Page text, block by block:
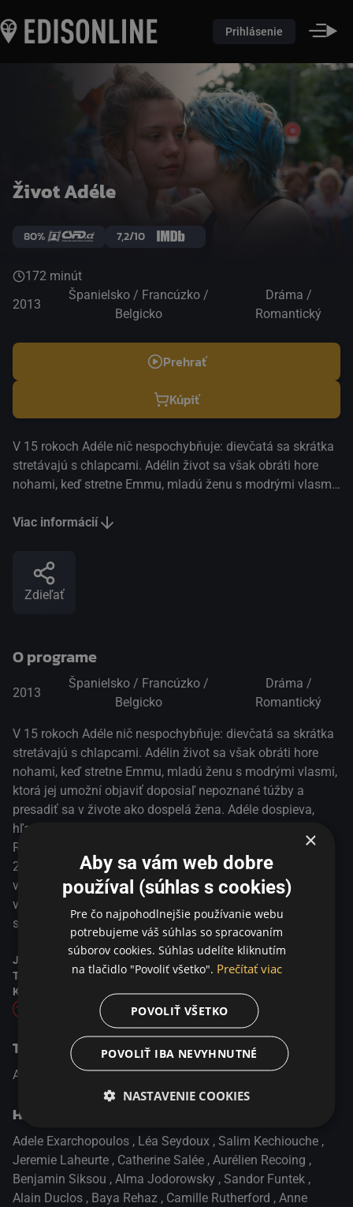
Prihlásenie
Život Adéle
80% 7,2/10
172 minút
2013
Španielsko / Francúzko /
Belgicko
Dráma /
Romantický
Prehrať
Kúpiť
V 15 rokoch Adéle nič nespochybňuje: dievčatá sa skrátka
stretávajú s chlapcami. Adélin život sa však obráti hore
nohami, keď stretne Emmu, mladú ženu s modrými vlasmi,
presadiť sa v živote ako dospelá žena. Adéle dospieva,
Režisér Abdellatif Kechiche šokoval na MFF v Cannes
2013 divákov aj filmových kritikov svojím detailným
vykreslením sexuálnych scén, a zároveň uchvátil
Viac informácií
Zdieľať
O programe
2013
Španielsko / Francúzko /
Belgicko
Dráma /
Romantický
V 15 rokoch Adéle nič nespochybňuje: dievčatá sa skrátka
stretávajú s chlapcami. Adélin život sa však obráti hore
nohami, keď stretne Emmu, mladú ženu s modrými vlasmi,
ktorá jej umožní objaviť doposiaľ nepoznané túžby a
presadiť sa v živote ako dospelá žena. Adéle dospieva,
hľadá samu seba, stráca sa a znovu sa nachádza...
Režisér Abdellatif Kechiche šokoval na MFF v Cannes
2013 divákov aj filmových kritikov svojím detailným
vykreslením sexuálnych scén, a zároveň uchvátil
výnimočným príbehom dvoch žien, ktoré hľadajú cestu k
sebe samým i k okolitému svetu.
Jazyk:
Titulky:
Česky
Kvalita obrazu:
Full HD
Tvorcovia
Abdellatif Kechiche
Hrajú
Adele Exarchopoulos , Léa Seydoux , Salim Kechiouche ,
Jeremie Laheurte , Catherine Salée , Aurélien Recoing ,
Benjamin Siksou , Alma Jodorowsky , Sandor Funtek ,
Alain Duclos , Baya Rehaz , Camille Rutherford , Anne
×
Aby sa vám web dobre
používal (súhlas s cookies)
Pre čo najpohodlnejšie používanie webu
potrebujeme váš súhlas so spracovaním
súborov cookies. Súhlas udelíte kliknutím
na tlačidlo "Povoliť všetko". Prečítať viac
POVOLIŤ VŠETKO
POVOLIŤ IBA NEVYHNUTNÉ
NASTAVENIE COOKIES